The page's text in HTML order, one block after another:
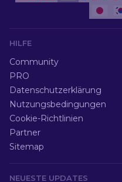
HILFE
Community
PRO
Datenschutzerklärung
Nutzungsbedingungen
Cookie-Richtlinien
Partner
Sitemap
NEUESTE UPDATES